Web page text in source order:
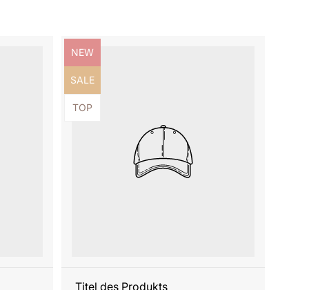
Produktbezeichnung:
NEW
Produktbezeichnung:
SALE
Produktbezeichnung:
TOP
Titel des Produkts